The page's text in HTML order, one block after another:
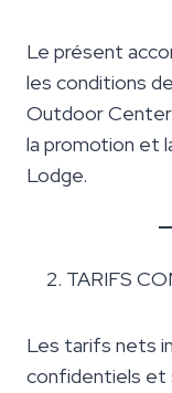
Le présent
les conditions
Outdoor
la promotion et
Lodge.
TARIFS
Les tarifs nets
confidentiels et